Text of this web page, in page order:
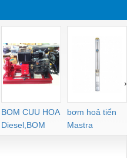
/ E 20 JPQ-222 JPQ-03 PL8-02 PL8-
PL6-02 PL4-
BOM CUU HOA
Diesel,BOM
CHUA CHAY
bơm hoả tiển
Mastra
›